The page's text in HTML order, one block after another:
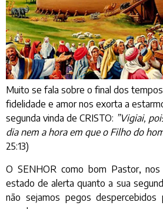
Muito se fala sobre o final dos
fidelidade e amor nos exorta a
segunda vinda de CRISTO: ”Vigiai,
dia nem a hora em que o Filho do
25:13)
O SENHOR como bom Pastor,
estado de alerta quanto a sua
não sejamos pegos despercebidos